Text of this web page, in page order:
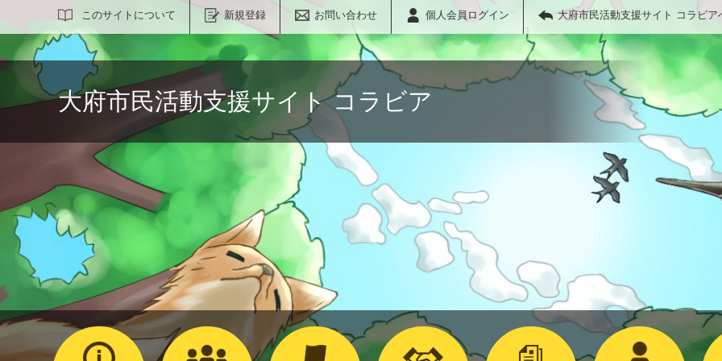
このサイトについて 新規登録 お問い合わせ 個人会員ログイン 大府市民活動支援サイト コラビア
サイト内検索
大府市民活動支援サイト コラビア